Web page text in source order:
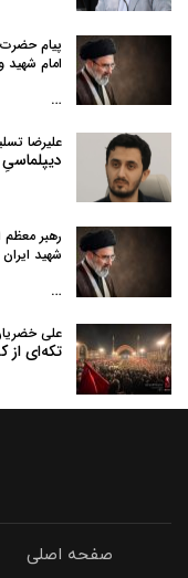
پیام
امام شهید
…
علیرضا
رهبر معظم
شهید
…
علی
تکه‌ای از
صفحه اصلی